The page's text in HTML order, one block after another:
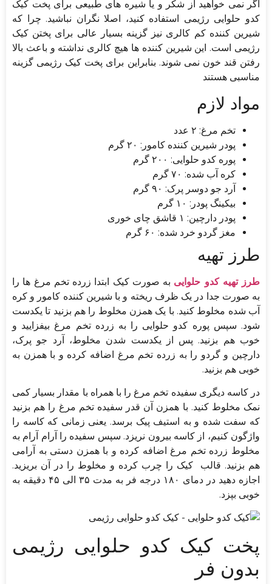
اگر نمی خواهید از شکر و یا شیره های طبیعی برای پخت کیک
کدو حلوایی رژیمی استفاده کنید، اصلا نگران نباشید. چرا که
شیرین کننده کم کالری نیز گزینه بسیار عالی برای پختن کیک
رژیمی است. این شیرین کننده ها هیچ کالری نداشته و باعث بالا
رفتن قند خون نمی شوند. بنابراین برای پخت کیک رژیمی گزینه
مناسبی هستند
مواد لازم
تخم مرغ: ۲ عدد
پودر شیرین کننده کامور: ۲۰ گرم
پوره کدو حلوایی: ۲۰۰ گرم
کره آب شده: ۷۰ گرم
آرد جو دوسر پرک: ۹۰ گرم
بیکینگ پودر: ۱۰ گرم
پودر دارچین: ۱ قاشق چای خوری
مغز گردو خرد شده: ۶۰ گرم
طرز تهیه
طرز تهیه کدو حلوایی به صورت کیک ابتدا زرده تخم مرغ ها را
به صورت جدا در یک ظرف ریخته و با شیرین کننده کامور و کره
آب شده مخلوط کنید. با یک همزن مخلوط را هم بزنید تا یکدست
شود. سپس پوره کدو حلوایی را به زرده تخم مرغ بیفزایید و
خوب هم بزنید. پس از یکدست شدن مخلوط، آرد جو پرک،
دارچین و گردو را به زرده تخم مرغ اضافه کرده و با همزن به
خوبی هم بزنید.
در کاسه دیگری سفیده تخم مرغ را با همراه با مقدار بسیار کمی
نمک مخلوط کنید. با همزن آن قدر سفیده تخم مرغ را هم بزنید
که سفت شده و به استیف پیک برسد. یعنی زمانی که کاسه را
واژگون کنیم، از کاسه بیرون نریزد. سپس سفیده را آرام آرام به
مخلوط زرده تخم مرغ اضافه کرده و با همزن دستی به آرامی
هم بزنید. قالب کیک را چرب کرده و مخلوط را در آن بریزید.
اجازه دهید در دمای ۱۸۰ درجه فر به مدت ۳۵ الی ۴۵ دقیقه به
خوبی بپزد.
پخت کیک کدو حلوایی رژیمی
بدون فر